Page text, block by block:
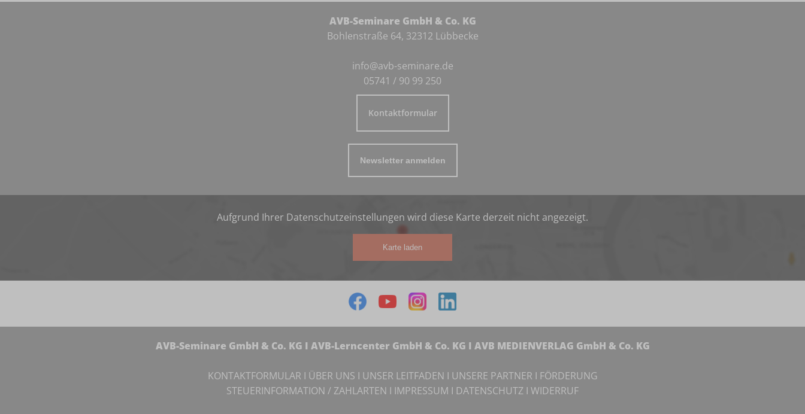
AVB-Seminare GmbH & Co. KG
Bohlenstraße 64, 32312 Lübbecke
info@avb-seminare.de
05741 / 90 99 250
Kontaktformular
Newsletter anmelden
Aufgrund Ihrer Datenschutzeinstellungen wird diese Karte derzeit nicht angezeigt.
Karte laden
AVB-Seminare GmbH & Co. KG I AVB-Lerncenter GmbH & Co. KG I AVB MEDIENVERLAG GmbH & Co. KG
KONTAKTFORMULAR I ÜBER UNS I UNSER LEITFADEN I UNSERE PARTNER I FÖRDERUNG
STEUERINFORMATION / ZAHLARTEN I IMPRESSUM I DATENSCHUTZ I WIDERRUF